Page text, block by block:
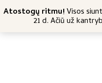
Atostogų ritmu!Visos
21 d. Ačiū už
Nemokamas